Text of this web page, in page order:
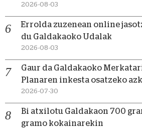
2026-08-03
Errolda zuzenean online
du Galdakaoko Udalak
2026-08-03
Gaur da Galdakaoko
Planaren inkesta osatzeko
2026-07-30
Bi atxilotu Galdakaon 700
gramo kokainarekin